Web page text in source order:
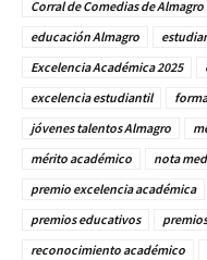
Corral de Comedias de Almagro
educación Almagro
Excelencia Académica 2025
excelencia estudiantil
jóvenes talentos Almagro
mérito académico
nota
premio excelencia académica
premios educativos
reconocimiento académico